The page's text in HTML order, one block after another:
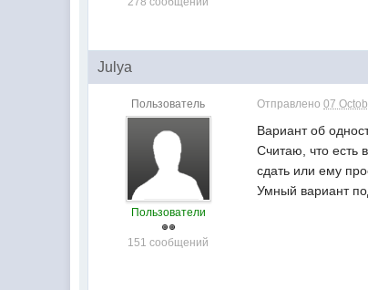
Julya
Пользователь
Пользователи
151 сообщений
Отправлено07
Вариант об
Считаю, что есть
сдать или ему
Умный вариант